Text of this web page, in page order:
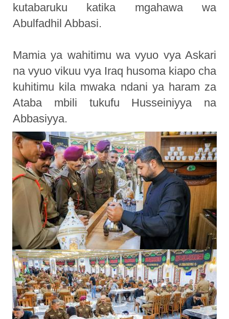
kutabaruku katika mgahawa wa
Abulfadhil Abbasi.
Mamia ya wahitimu wa vyuo vya Askari
na vyuo vikuu vya Iraq husoma kiapo cha
kuhitimu kila mwaka ndani ya haram za
Ataba mbili tukufu Husseiniyya na
Abbasiyya.